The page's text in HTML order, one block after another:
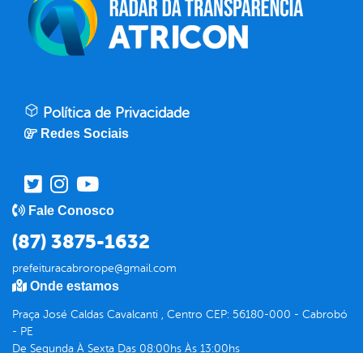
Política de Privacidade
Redes Sociais
Fale Conosco
(87) 3875-1632
prefeituracabrorope@gmail.com
Onde estamos
Praça José Caldas Cavalcanti , Centro CEP: 56180-000 - Cabrobó
- PE
De Segunda À Sexta Das 08:00hs Às 13:00hs